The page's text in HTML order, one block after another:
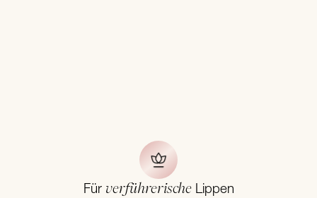
Für verführerischeLippen